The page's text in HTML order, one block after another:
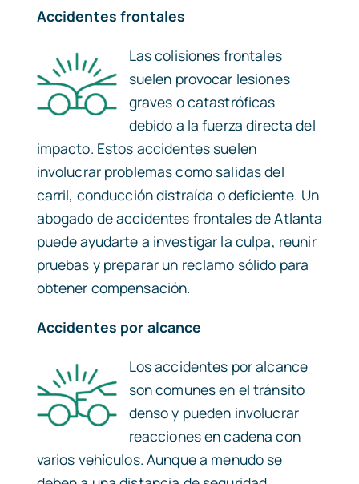
Accidentes frontales
Las colisiones frontales
suelen provocar lesiones
graves o catastróficas
debido a la fuerza directa del
impacto. Estos accidentes suelen
involucrar problemas como salidas del
carril, conducción distraída o deficiente. Un
abogado de accidentes frontales de Atlanta
puede ayudarte a investigar la culpa, reunir
pruebas y preparar un reclamo sólido para
obtener compensación.
Accidentes por alcance
Los accidentes por alcance
son comunes en el tránsito
denso y pueden involucrar
reacciones en cadena con
varios vehículos. Aunque a menudo se